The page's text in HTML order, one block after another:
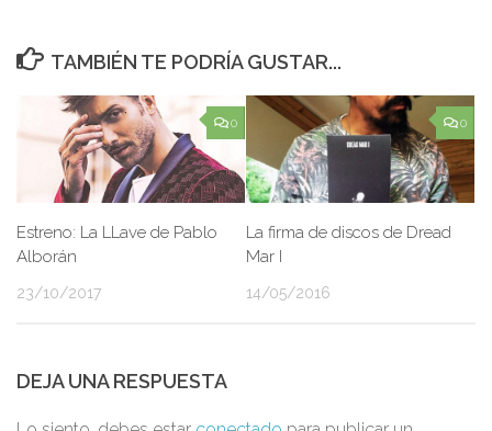
TAMBIÉN TE PODRÍA GUSTAR...
0
Estreno: La LLave de Pablo
Alborán
23/10/2017
0
La firma de discos de Dread
Mar I
14/05/2016
DEJA UNA RESPUESTA